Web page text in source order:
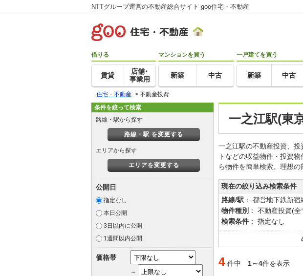
NTTグループ運営の不動産総合サイト goo住宅・不動産
借りる
賃貸
店舗･
事業用
マンションを買う
新築 中古
一戸建てを買う
新築 中古
住宅・不動産 > 不動産投資
一之江駅(東
一之江駅の不動産投資、
トなどの収益物件・投資
ら物件を簡単検索。理想の
現在の絞り込み検索条件
路線/駅 ： 都営地下鉄新
物件種別 ： 不動産投資(全
検索条件 ： 指定なし
4 件中 1～4件を表示
条件を絞って検索
路線・駅から探す
路線・駅 を変更する
エリアから探す
エリアを変更する
公開日
指定なし
本日公開
3日以内に公開
1週間以内公開
価格帯
～